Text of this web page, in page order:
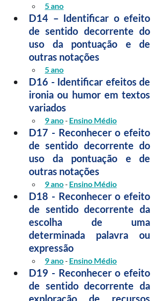
5 ano
D14 – Identificar o efeito
de sentido decorrente do
uso da pontuação e de
outras notações
5 ano
D16 - Identificar efeitos de
ironia ou humor em textos
variados
9 ano - Ensino Médio
D17 - Reconhecer o efeito
de sentido decorrente do
uso da pontuação e de
outras notações
9 ano - Ensino Médio
D18 - Reconhecer o efeito
de sentido decorrente da
escolha de uma
determinada palavra ou
expressão
9 ano - Ensino Médio
D19 - Reconhecer o efeito
de sentido decorrente da